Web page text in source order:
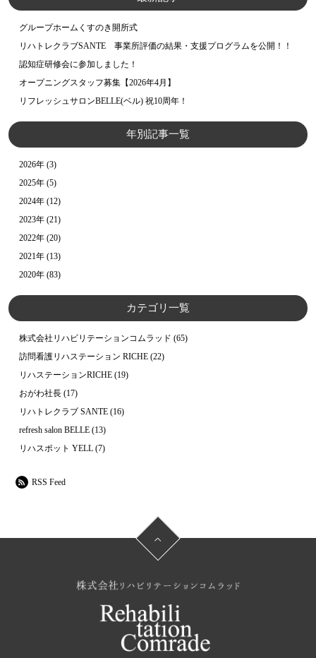
グループホームくすのき開所式
リハトレクラブSANTE 事業所評価の結果・支援プログラムを公開！！
認知症研修会に参加しました！
オープニングスタッフ募集【2026年4月】
リフレッシュサロンBELLE(ベル) 祝10周年！
年別記事一覧
2026年(3)
2025年(5)
2024年(12)
2023年(21)
2022年(20)
2021年(13)
2020年(83)
カテゴリ一覧
株式会社リハビリテーションコムラッド (65)
訪問看護リハステーション RICHE(22)
リハステーションRICHE(19)
おがわ社長(17)
リハトレクラブ SANTE(16)
refresh salon BELLE(13)
リハスポット YELL(7)
RSS Feed